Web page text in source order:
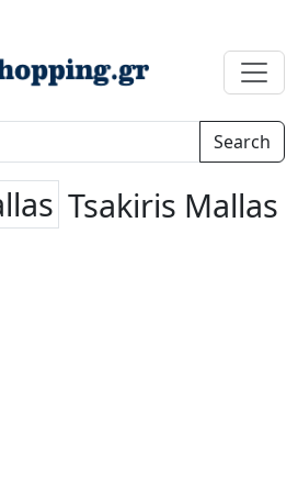
Search
Tsakiris Mallas